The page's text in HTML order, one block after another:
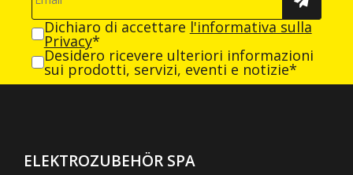
Dichiaro di accettare l'informativa sulla
Privacy*
Desidero ricevere ulteriori informazioni
sui prodotti, servizi, eventi e notizie*
ELEKTROZUBEHÖR SPA